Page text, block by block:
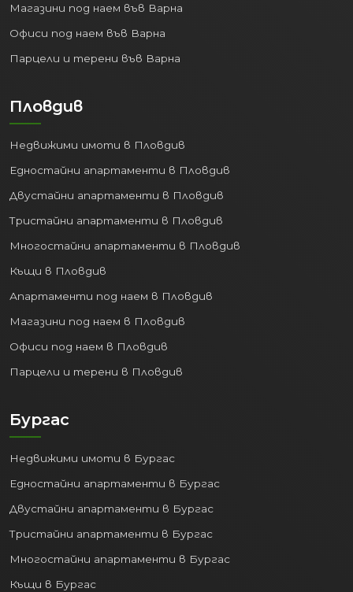
Магазини под наем във Варна
Офиси под наем във Варна
Парцели и терени във Варна
Пловдив
Недвижими имоти в Пловдив
Едностайни апартаменти в Пловдив
Двустайни апартаменти в Пловдив
Тристайни апартаменти в Пловдив
Многостайни апартаменти в Пловдив
Къщи в Пловдив
Апартаменти под наем в Пловдив
Магазини под наем в Пловдив
Офиси под наем в Пловдив
Парцели и терени в Пловдив
Бургас
Недвижими имоти в Бургас
Едностайни апартаменти в Бургас
Двустайни апартаменти в Бургас
Тристайни апартаменти в Бургас
Многостайни апартаменти в Бургас
Къщи в Бургас